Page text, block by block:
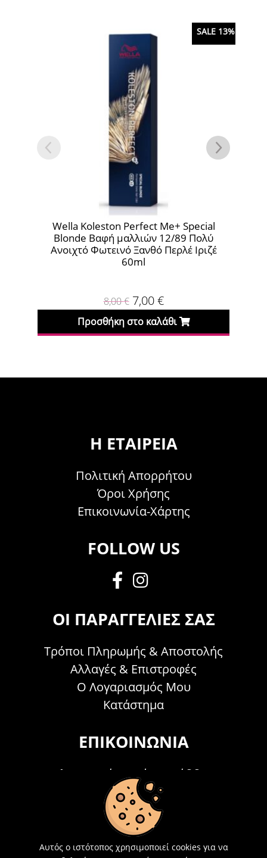
SALE 13%
Wella Koleston Perfect Me+ Special
Blonde Βαφή μαλλιών 12/89 Πολύ
Ανοιχτό Φωτεινό Ξανθό Περλέ Ιριζέ
7,00€
Προσθήκη στο καλάθι
Η ΕΤΑΙΡΕΊΑ
Πολιτική Απορρήτου
Όροι Χρήσης
Επικοινωνία-Χάρτης
FOLLOW US
ΟΙ ΠΑΡΑΓΓΕΛΊΕΣ ΣΑΣ
Τρόποι Πληρωμής & Αποστολής
Αλλαγές & Επιστροφές
Ο Λογαριασμός Μου
Κατάστημα
ΕΠΙΚΟΙΝΩΝΊΑ
Τηλεφωνικά Δευτέρα - Σάββατο
09:00 - 15:00
Τ: 26214 00104
info@acosmetics.gr
Αυτός ο ιστότοπος χρησιμοποιεί cookies για να